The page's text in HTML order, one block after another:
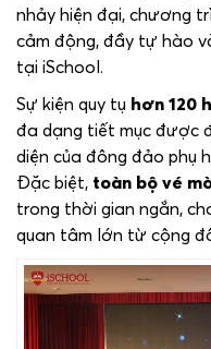
nhảy hiện đại, chương
cảm động, đầy tự hào
tại iSchool.
Sự kiện quy tụ hơn 120
đa dạng tiết mục được
diện của đông đảo phụ
Đặc biệt, toàn bộ vé
trong thời gian ngắn,
quan tâm lớn từ cộng